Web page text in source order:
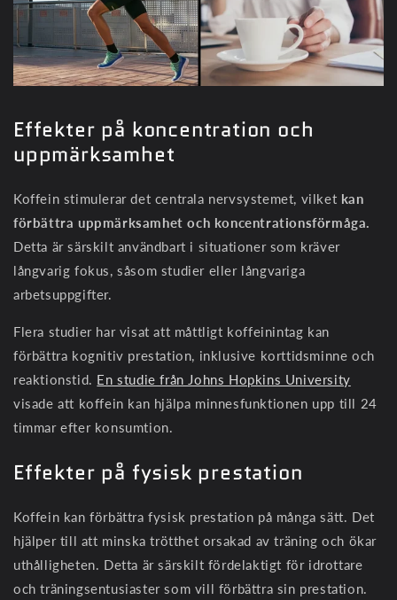
Effekter på koncentration och
uppmärksamhet
Koffein stimulerar det centrala nervsystemet, vilket kan
förbättra uppmärksamhet och koncentrationsförmåga.
Detta är särskilt användbart i situationer som kräver
långvarig fokus, såsom studier eller långvariga
arbetsuppgifter.
Flera studier har visat att måttligt koffeinintag kan
förbättra kognitiv prestation, inklusive korttidsminne och
reaktionstid. En studie från Johns Hopkins University
visade att koffein kan hjälpa minnesfunktionen upp till 24
timmar efter konsumtion.
Effekter på fysisk prestation
Koffein kan förbättra fysisk prestation på många sätt. Det
hjälper till att minska trötthet orsakad av träning och ökar
uthålligheten. Detta är särskilt fördelaktigt för idrottare
och träningsentusiaster som vill förbättra sin prestation.